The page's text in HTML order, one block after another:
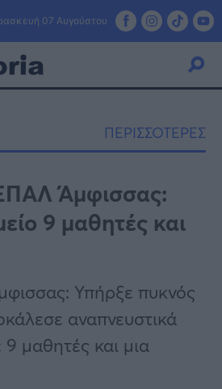
07 Αυγούστου
ΠΕΡΙΣΣΟΤΕΡΕΣ
Άμφισσας:
9 μαθητές και
Υπήρξε πυκνός
αναπνευστικά
μαθητές και μια